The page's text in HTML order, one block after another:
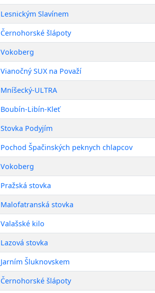
Lesnickým Slavínem
Černohorské šlápoty
Vokoberg
Vianočný SUX na Považí
Mníšecký-ULTRA
Boubín-Libín-Kleť
Stovka Podyjím
Pochod Špačinských peknych chlapcov
Vokoberg
Pražská stovka
Malofatranská stovka
Valašské kilo
Lazová stovka
Jarním Šluknovskem
Černohorské šlápoty